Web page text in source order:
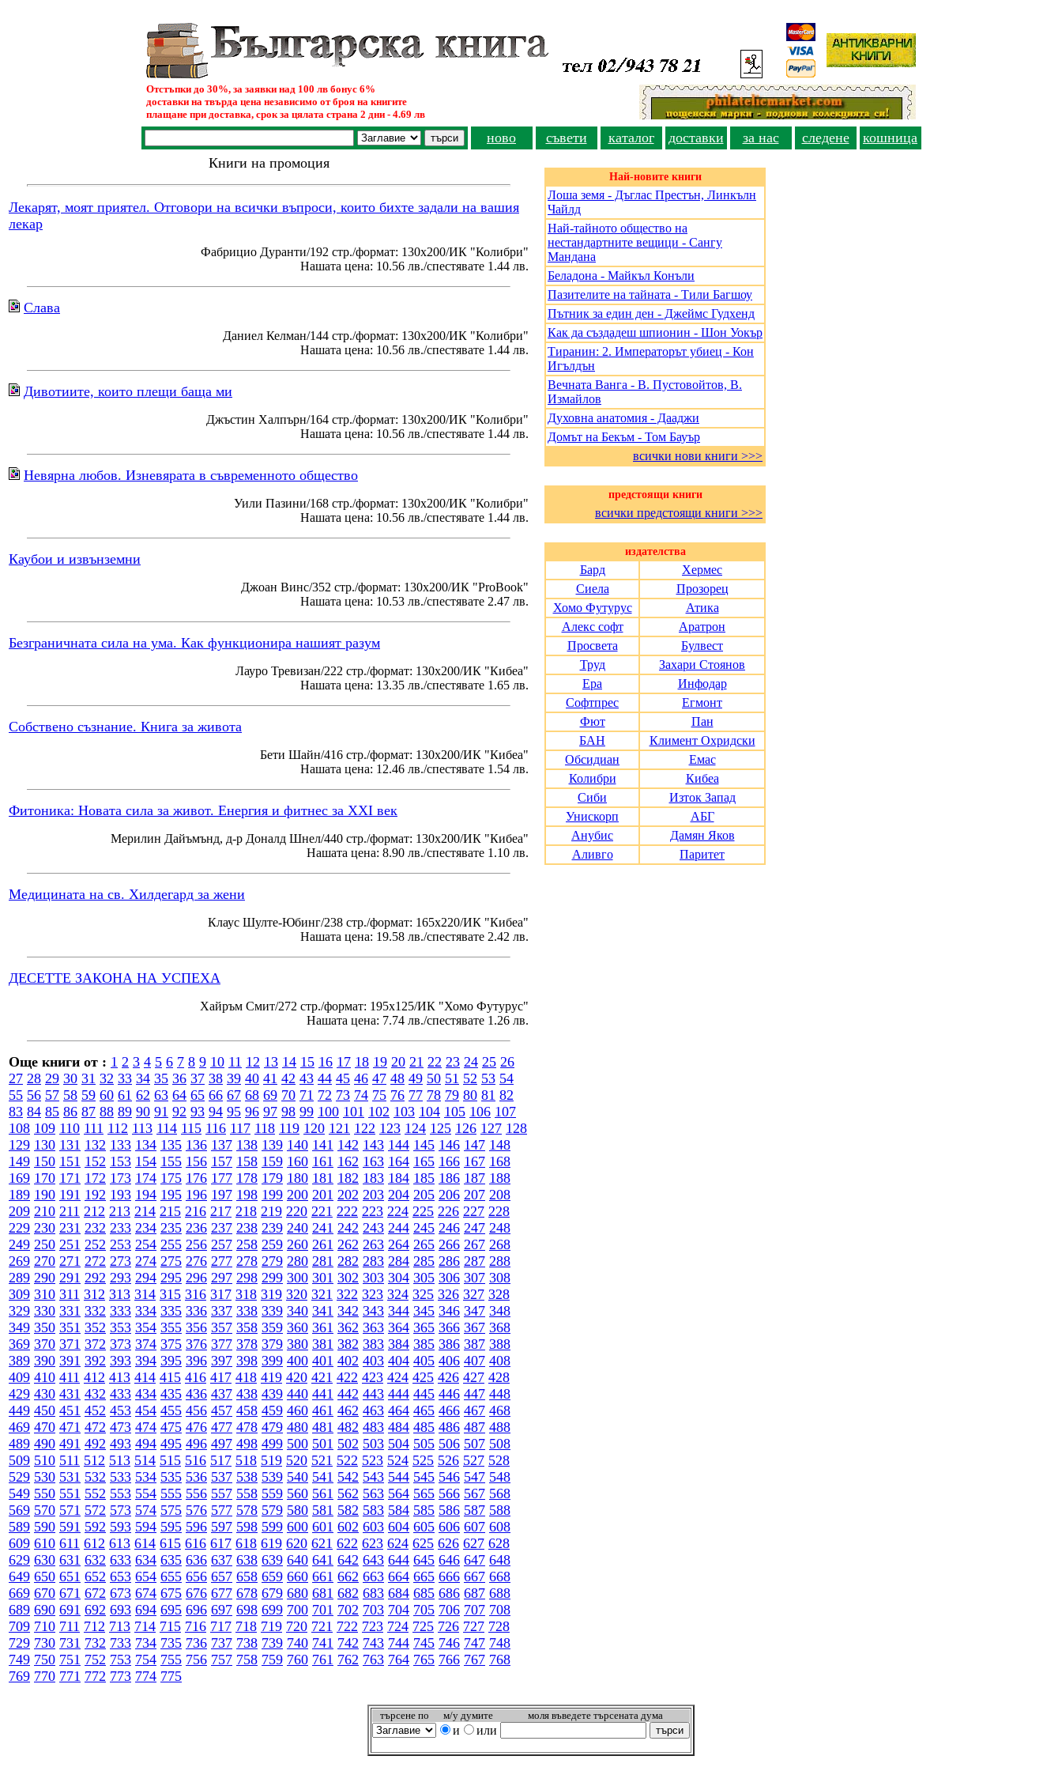
Отстъпки до 30%, за заявки над 100 лв бонус 6%
доставки на твърда цена независимо от броя на книгите
плащане при доставка, срок за цялата страна 2 дни - 4.69 лв
ново съвети каталог доставки за нас следене
кошница
Книги на промоция
Лекарят, моят приятел. Отговори на всички въпроси, които бихте задали на вашия
лекар
Фабрицио Дуранти/192 стр./формат: 130х200/ИК "Колибри"
Нашата цена: 10.56 лв./спестявате 1.44 лв.
Слава
Даниел Келман/144 стр./формат: 130х200/ИК "Колибри"
Нашата цена: 10.56 лв./спестявате 1.44 лв.
Дивотиите, които плещи баща ми
Джъстин Халпърн/164 стр./формат: 130х200/ИК "Колибри"
Нашата цена: 10.56 лв./спестявате 1.44 лв.
Невярна любов. Изневярата в съвременното общество
Уили Пазини/168 стр./формат: 130х200/ИК "Колибри"
Нашата цена: 10.56 лв./спестявате 1.44 лв.
Каубои и извънземни
Джоан Винс/352 стр./формат: 130х200/ИК "ProBook"
Нашата цена: 10.53 лв./спестявате 2.47 лв.
Безграничната сила на ума. Как функционира нашият разум
Лауро Тревизан/222 стр./формат: 130х200/ИК "Кибеа"
Нашата цена: 13.35 лв./спестявате 1.65 лв.
Собствено съзнание. Книга за живота
Бети Шайн/416 стр./формат: 130х200/ИК "Кибеа"
Нашата цена: 12.46 лв./спестявате 1.54 лв.
Фитоника: Новата сила за живот. Енергия и фитнес за XXI век
Мерилин Дайъмънд, д-р Доналд Шнел/440 стр./формат: 130х200/ИК "Кибеа"
Нашата цена: 8.90 лв./спестявате 1.10 лв.
Медицината на св. Хилдегард за жени
Клаус Шулте-Юбинг/238 стр./формат: 165х220/ИК "Кибеа"
Нашата цена: 19.58 лв./спестявате 2.42 лв.
ДЕСЕТТЕ ЗАКОНА НА УСПЕХА
Хайръм Смит/272 стр./формат: 195x125/ИК "Хомо Футурус"
Нашата цена: 7.74 лв./спестявате 1.26 лв.
Още книги от : 1 2 3 4 5 6 7 8 9 10 11 12 13 14 15 16 17 18 19 20 21 22 23 24 25 26
27 28 29 30 31 32 33 34 35 36 37 38 39 40 41 42 43 44 45 46 47 48 49 50 51 52 53 54
55 56 57 58 59 60 61 62 63 64 65 66 67 68 69 70 71 72 73 74 75 76 77 78 79 80 81 82
83 84 85 86 87 88 89 90 91 92 93 94 95 96 97 98 99 100 101 102 103 104 105 106 107
108 109 110 111 112 113 114 115 116 117 118 119 120 121 122 123 124 125 126 127 128
129 130 131 132 133 134 135 136 137 138 139 140 141 142 143 144 145 146 147 148
149 150 151 152 153 154 155 156 157 158 159 160 161 162 163 164 165 166 167 168
169 170 171 172 173 174 175 176 177 178 179 180 181 182 183 184 185 186 187 188
189 190 191 192 193 194 195 196 197 198 199 200 201 202 203 204 205 206 207 208
209 210 211 212 213 214 215 216 217 218 219 220 221 222 223 224 225 226 227 228
229 230 231 232 233 234 235 236 237 238 239 240 241 242 243 244 245 246 247 248
249 250 251 252 253 254 255 256 257 258 259 260 261 262 263 264 265 266 267 268
269 270 271 272 273 274 275 276 277 278 279 280 281 282 283 284 285 286 287 288
289 290 291 292 293 294 295 296 297 298 299 300 301 302 303 304 305 306 307 308
309 310 311 312 313 314 315 316 317 318 319 320 321 322 323 324 325 326 327 328
329 330 331 332 333 334 335 336 337 338 339 340 341 342 343 344 345 346 347 348
349 350 351 352 353 354 355 356 357 358 359 360 361 362 363 364 365 366 367 368
369 370 371 372 373 374 375 376 377 378 379 380 381 382 383 384 385 386 387 388
389 390 391 392 393 394 395 396 397 398 399 400 401 402 403 404 405 406 407 408
409 410 411 412 413 414 415 416 417 418 419 420 421 422 423 424 425 426 427 428
429 430 431 432 433 434 435 436 437 438 439 440 441 442 443 444 445 446 447 448
449 450 451 452 453 454 455 456 457 458 459 460 461 462 463 464 465 466 467 468
469 470 471 472 473 474 475 476 477 478 479 480 481 482 483 484 485 486 487 488
489 490 491 492 493 494 495 496 497 498 499 500 501 502 503 504 505 506 507 508
509 510 511 512 513 514 515 516 517 518 519 520 521 522 523 524 525 526 527 528
529 530 531 532 533 534 535 536 537 538 539 540 541 542 543 544 545 546 547 548
549 550 551 552 553 554 555 556 557 558 559 560 561 562 563 564 565 566 567 568
569 570 571 572 573 574 575 576 577 578 579 580 581 582 583 584 585 586 587 588
589 590 591 592 593 594 595 596 597 598 599 600 601 602 603 604 605 606 607 608
609 610 611 612 613 614 615 616 617 618 619 620 621 622 623 624 625 626 627 628
629 630 631 632 633 634 635 636 637 638 639 640 641 642 643 644 645 646 647 648
649 650 651 652 653 654 655 656 657 658 659 660 661 662 663 664 665 666 667 668
669 670 671 672 673 674 675 676 677 678 679 680 681 682 683 684 685 686 687 688
689 690 691 692 693 694 695 696 697 698 699 700 701 702 703 704 705 706 707 708
709 710 711 712 713 714 715 716 717 718 719 720 721 722 723 724 725 726 727 728
729 730 731 732 733 734 735 736 737 738 739 740 741 742 743 744 745 746 747 748
749 750 751 752 753 754 755 756 757 758 759 760 761 762 763 764 765 766 767 768
769 770 771 772 773 774 775
Най-новите книги
Лоша земя - Дъглас Престън, Линкълн
Чайлд
Най-тайното общество на
нестандартните вещици - Сангу
Мандана
Беладона - Майкъл Конъли
Пазителите на тайната - Тили Багшоу
Пътник за един ден - Джеймс Гудхенд
Как да създадеш шпионин - Шон Уокър
Тиранин: 2. Императорът убиец - Кон
Игълдън
Вечната Ванга - В. Пустовойтов, В.
Измайлов
Духовна анатомия - Дааджи
Домът на Бекъм - Том Бауър
всички нови книги >>>
предстоящи книги
всички предстоящи книги >>>
издателства
Бард
Хермес
Сиела
Прозорец
Хомо Футурус
Атика
Алекс софт
Аратрон
Просвета
Булвест
Труд
Захари Стоянов
Ера
Инфодар
Софтпрес
Егмонт
Фют
Пан
БАН
Климент Охридски
Обсидиан
Емас
Колибри
Кибеа
Сиби
Изток Запад
Унискорп
АБГ
Анубис
Дамян Яков
Аливго
Паритет
търсeне по м/у думите моля въведете търсената дума
и или